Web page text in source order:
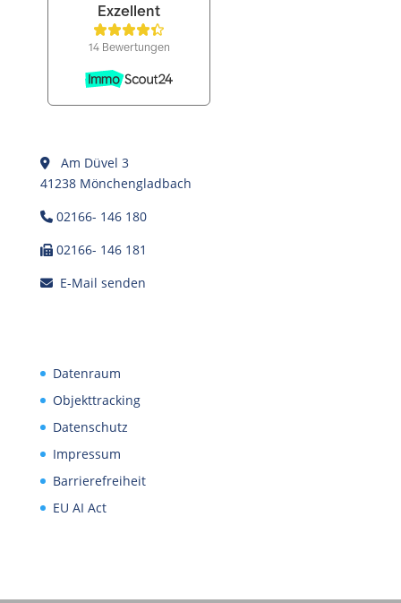
Am Düvel 3
41238 Mönchengladbach
02166- 146 180
02166- 146 181
E-Mail senden
Datenraum
Objekttracking
Datenschutz
Impressum
Barrierefreiheit
EU AI Act